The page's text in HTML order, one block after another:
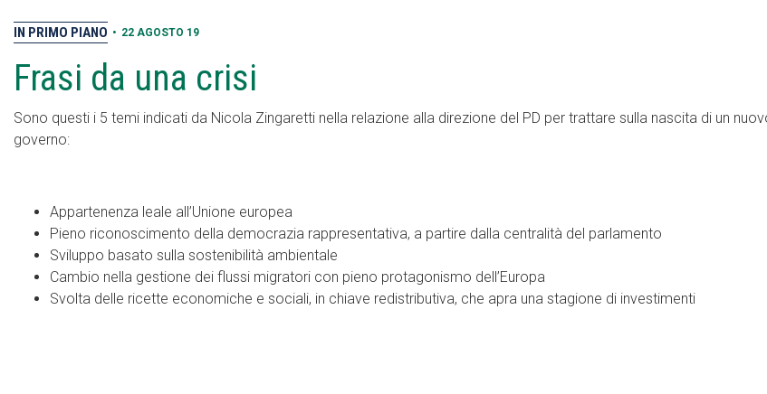
IN PRIMO PIANO • 22 AGOSTO 19
Frasi da una crisi
Sono questi i 5 temi indicati da Nicola Zingaretti nella relazione alla direzione del PD per trattare sulla nascita di un
governo:
Appartenenza leale all’Unione europea
Pieno riconoscimento della democrazia rappresentativa, a partire dalla centralità del parlamento
Sviluppo basato sulla sostenibilità ambientale
Cambio nella gestione dei flussi migratori con pieno protagonismo dell’Europa
Svolta delle ricette economiche e sociali, in chiave redistributiva, che apra una stagione di investimenti